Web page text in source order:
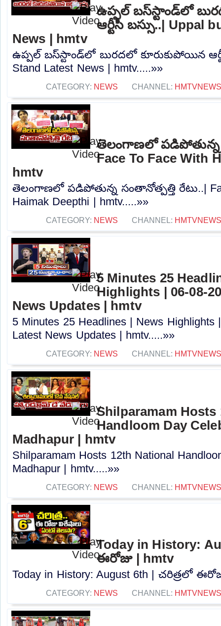
ఉప్పల్ బస్‌స్టాండ్‌లో
ఆర్టీసీ బస్సు..| Uppal
News | hmtv
ఉప్పల్ బస్‌స్టాండ్‌లో బురదలో కూరుకుపోయిన
Stand Latest News | hmtv.....»»
CATEGORY: NEWS CHANNEL: HMTVNEWS
తెలంగాణలో పడిపోతున్న
Face To Face With
hmtv
తెలంగాణలో పడిపోతున్న సంతానోత్పత్తి రేటు..|
Haimak Deepthi | hmtv.....»»
CATEGORY: NEWS CHANNEL: HMTVNEWS
5 Minutes 25
Highlights | 06-08-
News Updates | hmtv
5 Minutes 25 Headlines | News Highlights
Latest News Updates | hmtv.....»»
CATEGORY: NEWS CHANNEL: HMTVNEWS
Shilparamam Hosts
Handloom Day
Madhapur | hmtv
Shilparamam Hosts 12th National
Madhapur | hmtv.....»»
CATEGORY: NEWS CHANNEL: HMTVNEWS
Today in History:
ఈరోజు | hmtv
Today in History: August 6th | చరిత్రలో
CATEGORY: NEWS CHANNEL: HMTVNEWS